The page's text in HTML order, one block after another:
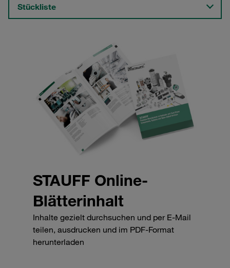
Stückliste
STAUFF Online-
Blätterinhalt
Inhalte gezielt durchsuchen und per E-Mail
teilen, ausdrucken und im PDF-Format
herunterladen